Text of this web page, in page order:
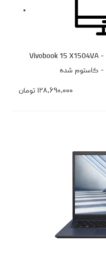
لپ تاپ 15.6 اینچی ایسوس مدل Vivobook 15 X1504VA -
۱۲۸،۶۹۰،۰۰۰ تومان